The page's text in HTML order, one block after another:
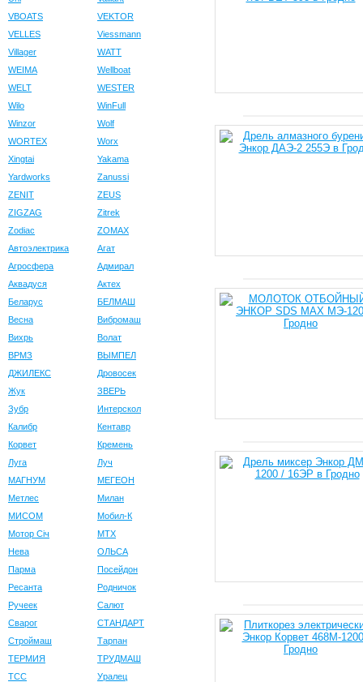
VBOATS
VEKTOR
VELLES
Viessmann
Villager
WATT
WEIMA
Wellboat
WELT
WESTER
Wilo
WinFull
Winzor
Wolf
WORTEX
Worx
Xingtai
Yakama
Yardworks
Zanussi
ZENIT
ZEUS
ZIGZAG
Zitrek
Zodiac
ZOMAX
Автоэлектрика
Агат
Агросфера
Адмирал
Аквадуся
Актех
Беларус
БЕЛМАШ
Весна
Вибромаш
Вихрь
Волат
ВРМЗ
ВЫМПЕЛ
ДЖИЛЕКС
Дровосек
Жук
ЗВЕРЬ
Зубр
Интерскол
Калибр
Кентавр
Корвет
Кремень
Луга
Луч
МАГНУМ
МЕГЕОН
Метлес
Милан
МИСОМ
Мобил-К
Мотор Сiч
МТХ
Нева
ОЛЬСА
Парма
Посейдон
Ресанта
Родничок
Ручеек
Салют
Сварог
СТАНДАРТ
Строймаш
Тарпан
ТЕРМИЯ
ТРУДМАШ
ТСС
Уралец